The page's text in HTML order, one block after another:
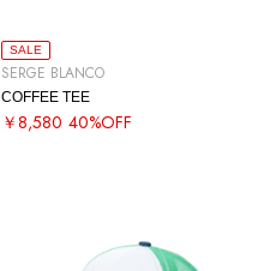
SALE
SERGE BLANCO
COFFEE TEE
￥8,580 40%OFF